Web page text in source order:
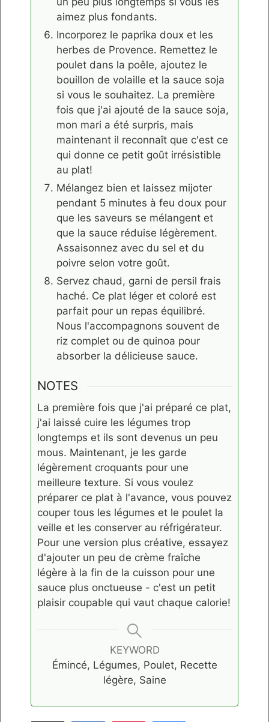
aimez plus fondants.
Incorporez le paprika doux et les
herbes de Provence. Remettez le
poulet dans la poêle, ajoutez le
bouillon de volaille et la sauce soja
si vous le souhaitez. La première
fois que j'ai ajouté de la sauce soja,
mon mari a été surpris, mais
maintenant il reconnaît que c'est ce
qui donne ce petit goût irrésistible
au plat!
Mélangez bien et laissez mijoter
pendant 5 minutes à feu doux pour
que les saveurs se mélangent et
que la sauce réduise légèrement.
Assaisonnez avec du sel et du
poivre selon votre goût.
Servez chaud, garni de persil frais
haché. Ce plat léger et coloré est
parfait pour un repas équilibré.
Nous l'accompagnons souvent de
riz complet ou de quinoa pour
absorber la délicieuse sauce.
NOTES
La première fois que j'ai préparé ce plat,
j'ai laissé cuire les légumes trop
longtemps et ils sont devenus un peu
mous. Maintenant, je les garde
légèrement croquants pour une
meilleure texture. Si vous voulez
préparer ce plat à l'avance, vous pouvez
couper tous les légumes et le poulet la
veille et les conserver au réfrigérateur.
Pour une version plus créative, essayez
d'ajouter un peu de crème fraîche
légère à la fin de la cuisson pour une
sauce plus onctueuse - c'est un petit
plaisir coupable qui vaut chaque calorie!
KEYWORD
Émincé, Légumes, Poulet, Recette
légère, Saine